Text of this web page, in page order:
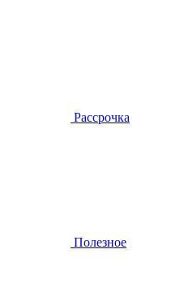
Рассрочка
Полезное